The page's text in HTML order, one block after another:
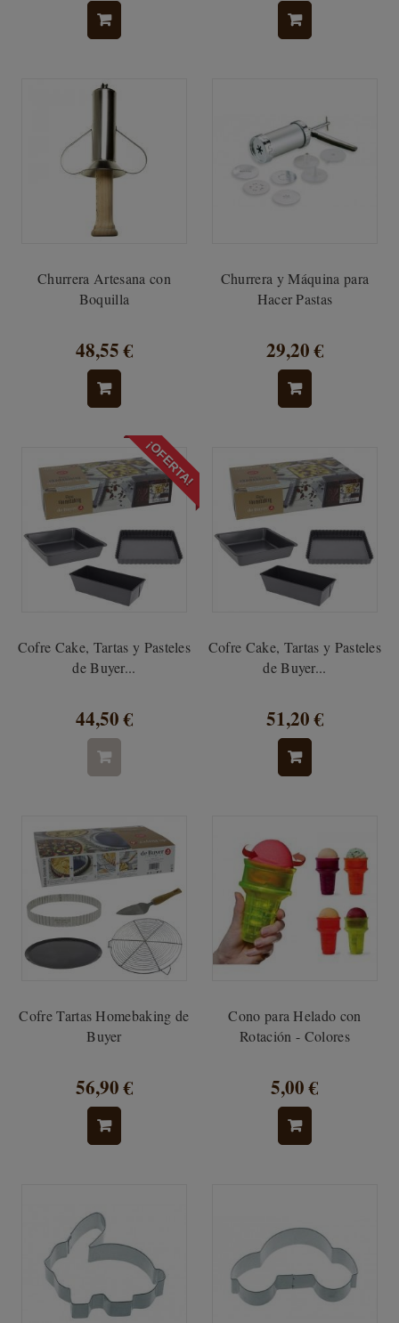
Churrera Artesana con
Boquilla
48,55 €
Churrera y Máquina para
Hacer Pastas
29,20 €
¡OFERTA!
Cofre Cake, Tartas y Pasteles
de Buyer...
44,50 €
Cofre Cake, Tartas y Pasteles
de Buyer...
51,20 €
Cofre Tartas Homebaking de
Buyer
56,90 €
Cono para Helado con
Rotación - Colores
5,00 €